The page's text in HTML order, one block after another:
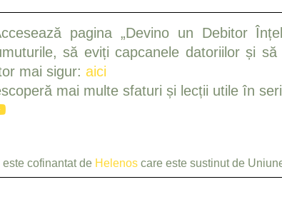
pagina „Devino un Debitor
să eviți capcanele datoriilor și
mai sigur: aici
mai multe sfaturi și lecții utile în
cofinantat de Helenoscare este sustinut de